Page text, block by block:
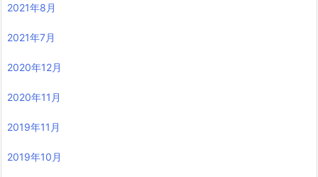
2021年8月
2021年7月
2020年12月
2020年11月
2019年11月
2019年10月